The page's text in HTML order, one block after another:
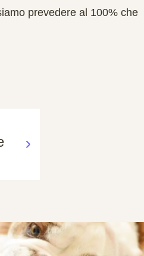
prevedere al 100% che